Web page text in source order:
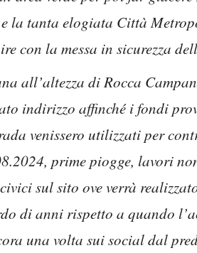
la tanta elogiata Città
con la messa in sicurezza
all’altezza di Rocca
indirizzo affinché i fondi
venissero utilizzati per
prime piogge, lavori
sul sito ove verrà
di anni rispetto a quando
una volta sui social dal